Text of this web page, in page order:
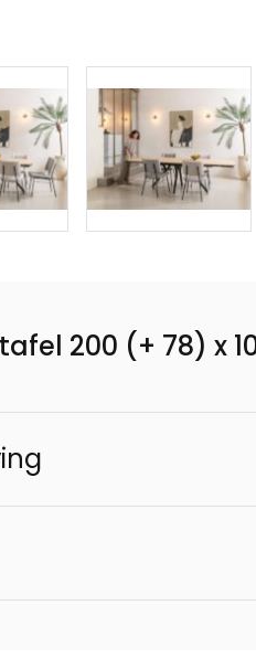
200 (+ 78) x